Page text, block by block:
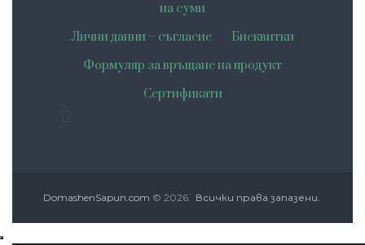
на суми
Лични данни – съгласие
Бисквитки
Формуляр за връщане на продукт
Сертификати
DomashenSapun.com © 2026. Всички права запазени.